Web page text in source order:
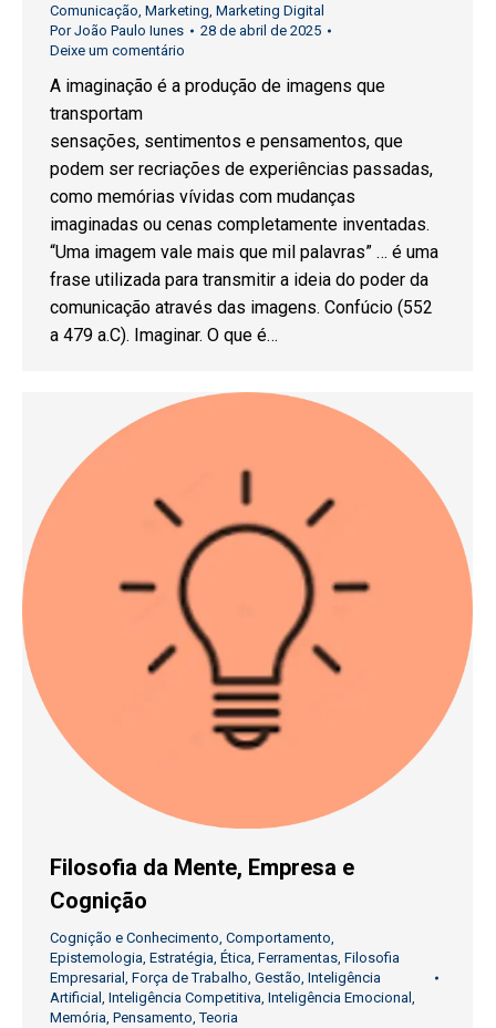
Comunicação Marketing Marketing Digital
PorJoão Paulo Iunes
28 de abril de 2025
Deixe um comentário
A imaginação é a produção de imagens que
transportam
sensações, sentimentos e pensamentos, que
podem ser recriações de experiências passadas,
como memórias vívidas com mudanças
imaginadas ou cenas completamente inventadas.
“Uma imagem vale mais que mil palavras” … é uma
frase utilizada para transmitir a ideia do poder da
comunicação através das imagens. Confúcio (552
a 479 a.C). Imaginar. O que é…
Filosofia da Mente, Empresa e
Cognição
Cognição e Conhecimento, Comportamento,
Epistemologia, Estratégia, Ética, Ferramentas, Filosofia
Empresarial , Força de Trabalho, Gestão, Inteligência
Artificial , Inteligência Competitiva, Inteligência Emocional ,
Memória, Pensamento,Teoria